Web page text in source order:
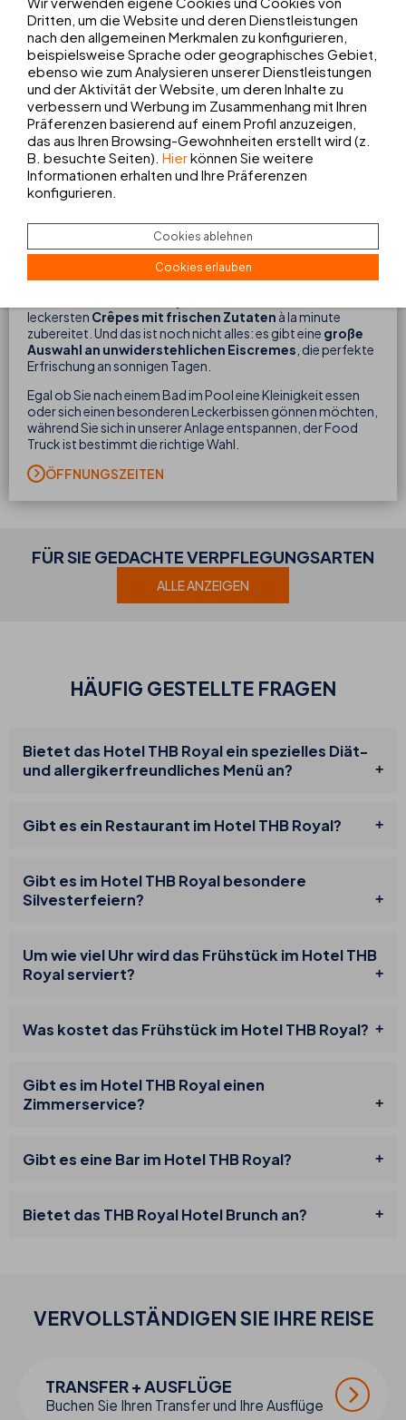
FOOD TRUCK
Entdecken Sie unser Restaurant auf Rädern, ein Muss für
leckersten Crêpes mit frischen Zutaten à la minute
zubereitet. Und das ist noch nicht alles: es gibt eine große
Auswahl an unwiderstehlichen Eiscremes , die perfekte
Erfrischung an sonnigen Tagen.
Egal ob Sie nach einem Bad im Pool eine Kleinigkeit essen
oder sich einen besonderen Leckerbissen gönnen möchten,
während Sie sich in unserer Anlage entspannen, der Food
Truck ist bestimmt die richtige Wahl.
ÖFFNUNGSZEITEN
FÜR SIE GEDACHTE VERPFLEGUNGSARTEN
ALLE ANZEIGEN
HÄUFIG GESTELLTE FRAGEN
Bietet das Hotel THB Royal ein spezielles Diät-
und allergikerfreundliches Menü an?
Gibt es ein Restaurant im Hotel THB Royal?
Gibt es im Hotel THB Royal besondere
Silvesterfeiern?
Um wie viel Uhr wird das Frühstück im Hotel THB
Royal serviert?
Was kostet das Frühstück im Hotel THB Royal?
Gibt es im Hotel THB Royal einen
Zimmerservice?
Gibt es eine Bar im Hotel THB Royal?
Bietet das THB Royal Hotel Brunch an?
VERVOLLSTÄNDIGEN SIE IHRE REISE
TRANSFER + AUSFLÜGE
Buchen Sie Ihren Transfer und Ihre Ausflüge
Dritten, um die Website und deren Dienstleistungen
nach den allgemeinen Merkmalen zu konfigurieren,
beispielsweise Sprache oder geographisches Gebiet,
ebenso wie zum Analysieren unserer Dienstleistungen
und der Aktivität der Website, um deren Inhalte zu
verbessern und Werbung im Zusammenhang mit Ihren
Präferenzen basierend auf einem Profil anzuzeigen,
das aus Ihren Browsing-Gewohnheiten erstellt wird (z.
B. besuchte Seiten). Hierkönnen Sie weitere
Informationen erhalten und Ihre Präferenzen
konfigurieren.
Cookies ablehnen
Cookies erlauben